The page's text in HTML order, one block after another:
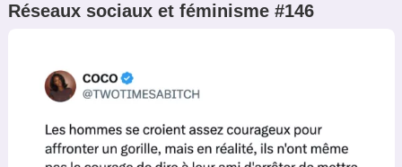
Réseaux sociaux et féminisme #146